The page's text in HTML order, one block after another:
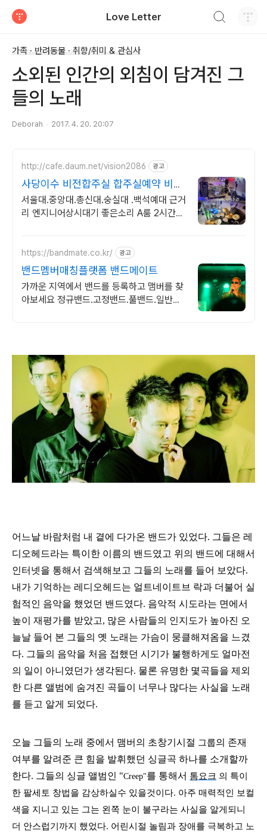
Love Letter
가족 · 반려동물 · 취향/취미 & 관심사
소외된 인간의 외침이 담겨진 그
들의 노래
Deborah 2017. 4. 20. 20:07
http://cafe.daum.net/vision2086 광고
사당이수 비전합주실 합주실예약 비전
합주실
서울대.중앙대.총신대.숭실대 .백석예대 근거
리 엔지니어상시대기 좋은소리 A룸 2시간기
https://bandmate.co.kr/ 광고
밴드멤버매칭플랫폼 밴드메이트
가까운 지역에서 밴드를 등록하고 맴버를 찾
아보세요 정규밴드.고정밴드.풀밴드.일반밴
어느날 바람처럼 내 곁에 다가온 밴드가 있었다. 그들은 레
디오헤드라는 특이한 이름의 밴드였고 위의 밴드에 대해서
인터넷을 통해서 검색해보고 그들의 노래를 들어 보았다.
내가 기억하는 레디오헤드는 얼트네이트브 락과 더불어 실
험적인 음악을 했었던 밴드였다. 음악적 시도라는 면에서
높이 재평가를 받았고, 많은 사람들의 인지도가 높아진 오
늘날 들어 본 그들의 옛 노래는 가슴이 뭉클해져옴을 느겼
다. 그들의 음악을 처음 접했던 시기가 불행하게도 얼마전
의 일이 아니였던가 생각된다. 물론 유명한 몇곡들을 제외
한 다른 앨범에 숨겨진 곡들이 너무나 많다는 사실을 노래
를 듣고 알게 되었다.
오늘 그들의 노래 중에서 맴버의 초창기시절 그룹의 존재
여부를 알려준 큰 힘을 발휘했던 싱글곡 하나를 소개할까
한다. 그들의 싱글 앨범인 "Creep"를 통해서 톰요크 의 특이
한 팔세토 창법을 감상하실수 있을것이다. 아주 매력적인 보컬
색을 지니고 있는 그는 왼쪽 눈이 불구라는 사실을 알게되니
더 안스럽기까지 했었다. 어린시절 놀림과 장애를 극복하고 노